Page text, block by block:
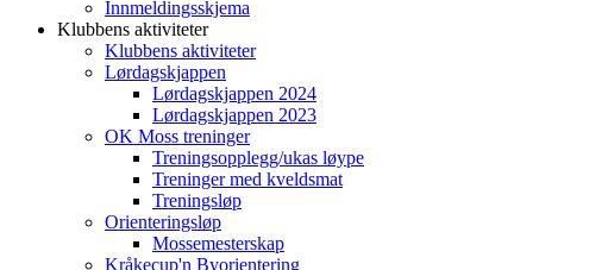
Innmeldingsskjema
Klubbens aktiviteter
Klubbens aktiviteter
Lørdagskjappen
Lørdagskjappen 2024
Lørdagskjappen 2023
OK Moss treninger
Treningsopplegg/ukas løype
Treninger med kveldsmat
Treningsløp
Orienteringsløp
Mossemesterskap
Kråkecup'n Byorientering